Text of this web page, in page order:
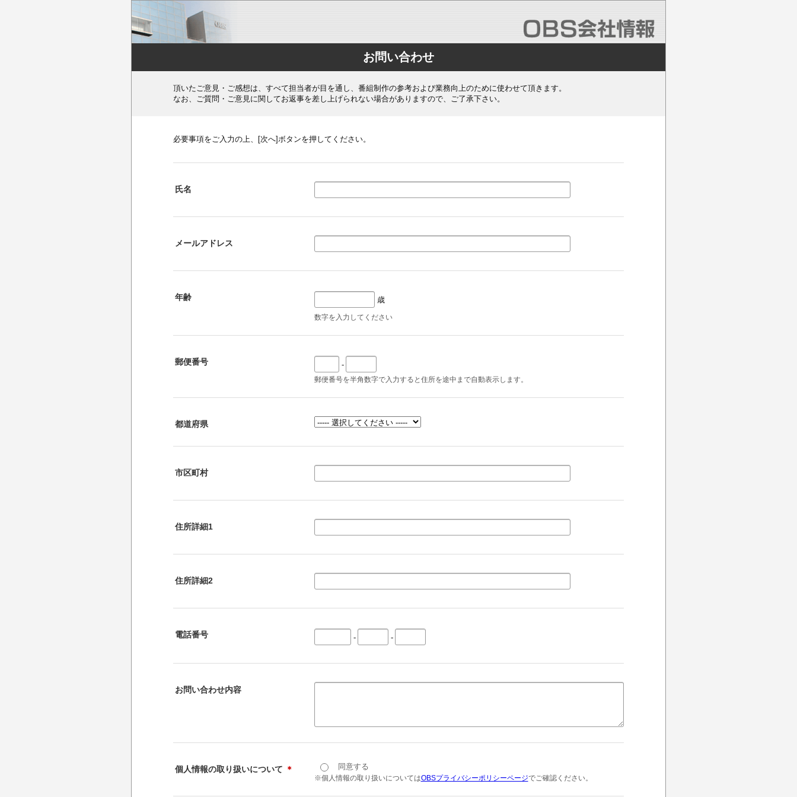
お問い合わせ
頂いたご意見・ご感想は、すべて担当者が目を通し、番組制作の参考および業務向上のために使わせて頂きます。
なお、ご質問・ご意見に関してお返事を差し上げられない場合がありますので、ご了承下さい。
必要事項をご入力の上、[次へ]ボタンを押してください。
氏名
メールアドレス
年齢 歳
数字を入力してください
郵便番号 -
郵便番号を半角数字で入力すると住所を途中まで自動表示します。
都道府県
市区町村
住所詳細1
住所詳細2
電話番号 - -
お問い合わせ内容
個人情報の取り扱いについて ＊ 同意する
※個人情報の取り扱いについてはOBSプライバシーポリシーページでご確認ください。